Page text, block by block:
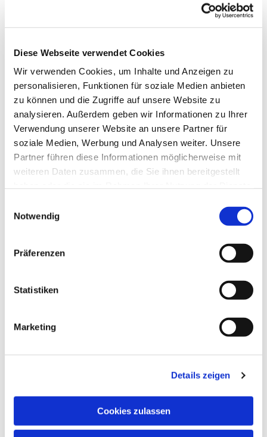
Diese Webseite verwendet Cookies
Wir verwenden Cookies, um Inhalte und Anzeigen zu
personalisieren, Funktionen für soziale Medien anbieten
zu können und die Zugriffe auf unsere Website zu
analysieren. Außerdem geben wir Informationen zu Ihrer
Verwendung unserer Website an unsere Partner für
soziale Medien, Werbung und Analysen weiter. Unsere
Partner führen diese Informationen möglicherweise mit
weiteren Daten zusammen, die Sie ihnen bereitgestellt
Notwendig
Präferenzen
Statistiken
Marketing
Details zeigen
Cookies zulassen